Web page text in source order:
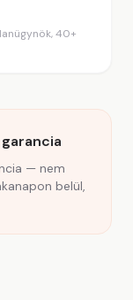
40+
— nem
belül,